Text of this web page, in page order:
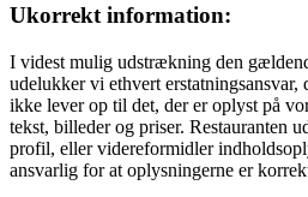
Ukorrekt information:
I videst mulig udstrækning den
udelukker vi ethvert erstatningsansvar,
ikke lever op til det, der er oplyst på
tekst, billeder og priser. Restauranten
profil, eller videreformidler
ansvarlig for at oplysningerne er